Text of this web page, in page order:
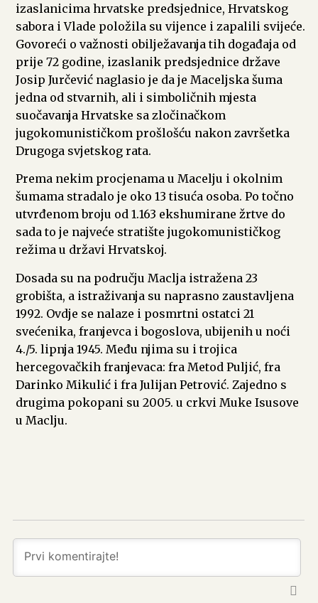
izaslanicima hrvatske predsjednice, Hrvatskog
sabora i Vlade položila su vijence i zapalili svijeće.
Govoreći o važnosti obilježavanja tih događaja od
prije 72 godine, izaslanik predsjednice države
Josip Jurčević naglasio je da je Maceljska šuma
jedna od stvarnih, ali i simboličnih mjesta
suočavanja Hrvatske sa zločinačkom
jugokomunističkom prošlošću nakon završetka
Drugoga svjetskog rata.
Prema nekim procjenama u Macelju i okolnim
šumama stradalo je oko 13 tisuća osoba. Po točno
utvrđenom broju od 1.163 ekshumirane žrtve do
sada to je najveće stratište jugokomunističkog
režima u državi Hrvatskoj.
Dosada su na području Maclja istražena 23
grobišta, a istraživanja su naprasno zaustavljena
1992. Ovdje se nalaze i posmrtni ostatci 21
svećenika, franjevca i bogoslova, ubijenih u noći
4./5. lipnja 1945. Među njima su i trojica
hercegovačkih franjevaca: fra Metod Puljić, fra
Darinko Mikulić i fra Julijan Petrović. Zajedno s
drugima pokopani su 2005. u crkvi Muke Isusove
u Maclju.